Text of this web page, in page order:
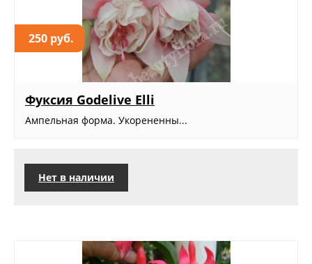
250 руб.
Фуксия Godelive Elli
Ампельная форма. Укорененны...
Нет в наличии